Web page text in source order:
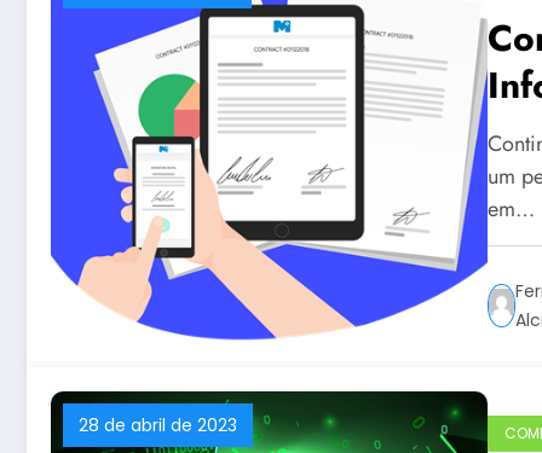
um
em…
28 de abril de 2023